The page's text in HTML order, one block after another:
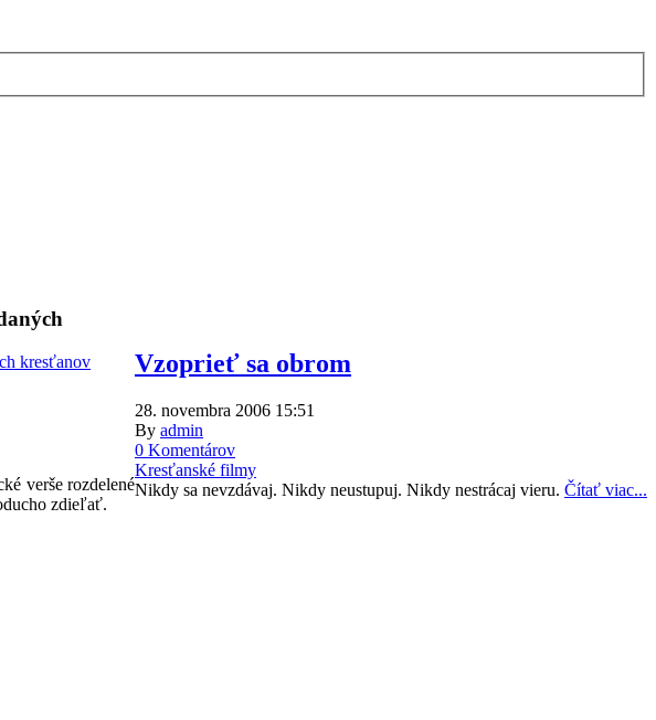
Vzoprieť sa obrom
28. novembra 2006 15:51
By admin
0 Komentárov
Kresťanské filmy
Nikdy sa nevzdávaj. Nikdy neustupuj. Nikdy nestrácaj vieru. Čítať viac...
verše rozdelené
zdieľať.